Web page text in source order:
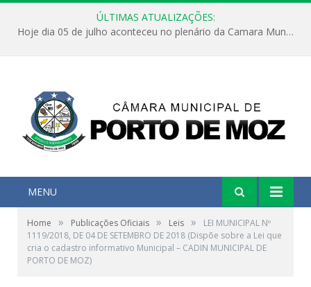
ÚLTIMAS ATUALIZAÇÕES:
Hoje dia 05 de julho aconteceu no plenário da Camara Municipal de Porto de Moz a Sessão Solene de Abertura dos Trabalhos Legislativos 2º Período da 23ª Legislatura
MENU
Home » Publicações Oficiais » Leis »
LEI MUNICIPAL Nº
1119/2018, DE 04 DE SETEMBRO DE 2018 (Dispõe sobre a Lei que
cria o cadastro informativo Municipal – CADIN MUNICIPAL DE
PORTO DE MOZ)